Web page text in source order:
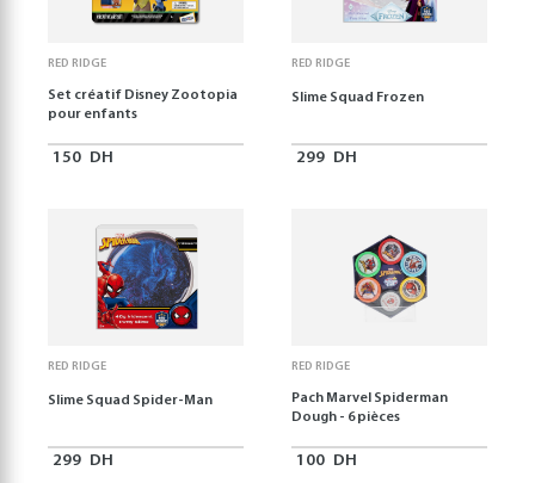
RED RIDGE
Set créatif Disney Zootopia
pour enfants
150 DH
RED RIDGE
Slime Squad Frozen
299 DH
RED RIDGE
Slime Squad Spider-Man
299 DH
RED RIDGE
Pach Marvel Spiderman
Dough - 6 pièces
100 DH